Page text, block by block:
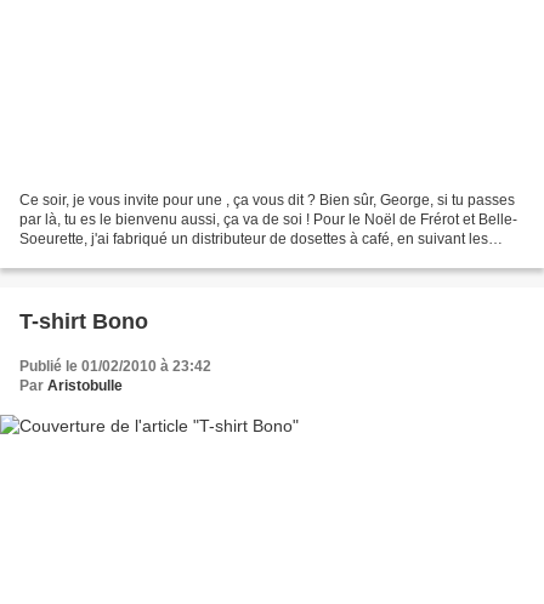
Ce soir, je vous invite pour une , ça vous dit ? Bien sûr, George, si tu passes
par là, tu es le bienvenu aussi, ça va de soi ! Pour le Noël de Frérot et Belle-
Soeurette, j'ai fabriqué un distributeur de dosettes à café, en suivant les
T-shirt Bono
Publié le 01/02/2010 à 23:42
Par Aristobulle